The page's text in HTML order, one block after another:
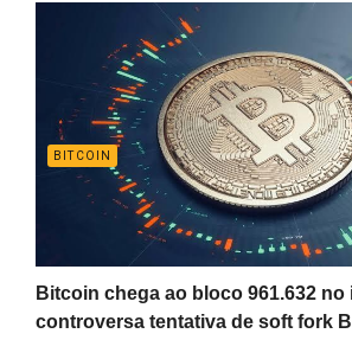
BITCOIN
Bitcoin chega ao bloco 961.632 no
controversa tentativa de soft fork